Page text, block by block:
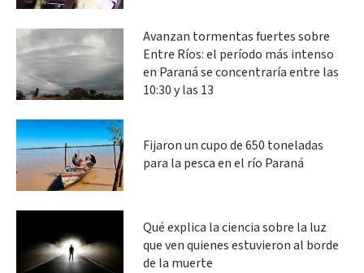
Avanzan tormentas fuertes sobre
Entre Ríos: el período más intenso
en Paraná se concentraría entre las
10:30 y las 13
Fijaron un cupo de 650 toneladas
para la pesca en el río Paraná
Qué explica la ciencia sobre la luz
que ven quienes estuvieron al borde
de la muerte